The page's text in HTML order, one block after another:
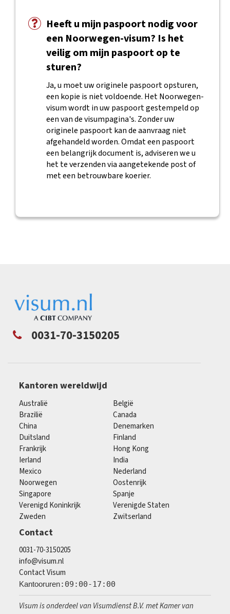
Heeft u mijn paspoort nodig voor
een Noorwegen-visum? Is het
veilig om mijn paspoort op te
sturen?
Ja, u moet uw originele paspoort opsturen,
een kopie is niet voldoende. Het Noorwegen-
visum wordt in uw paspoort gestempeld op
een van de visumpagina's. Zonder uw
originele paspoort kan de aanvraag niet
afgehandeld worden. Omdat een paspoort
een belangrijk document is, adviseren we u
het te verzenden via aangetekende post of
met een betrouwbare koerier.
0031-70-3150205
Kantoren wereldwijd
Australië
België
Brazilië
Canada
China
Denemarken
Duitsland
Finland
Frankrijk
Hong Kong
Ierland
India
Mexico
Nederland
Noorwegen
Oostenrijk
Singapore
Spanje
Verenigd Koninkrijk
Verenigde Staten
Zweden
Zwitserland
Contact
0031-70-3150205
info@visum.nl
Contact Visum
Kantooruren:09:00-17:00
Visum is onderdeel van Visumdienst B.V. met Kamer van